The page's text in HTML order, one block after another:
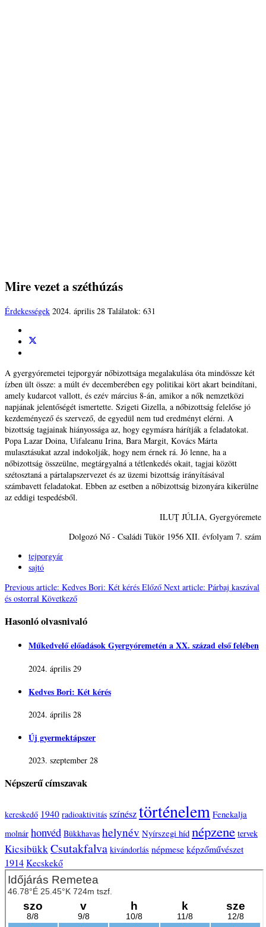
Mire vezet a széthúzás
Érdekességek 2024. április 28 Találatok: 631
A gyergyóremetei tejporgyár nőbizottsága megalakulása óta mindössze két
ízben ült össze: a múlt év decemberében egy politikai kört akart beindítani,
amely kudarcot vallott, és ezév március 8-án, amikor a nők nemzetközi
napjának jelentőségét ismertette. Szigeti Gizella, a nőbizottság felelőse jó
kezdeményező és szervező, de egyedül nem tud eredményt elérni. A
bizottság tagjainak hiányossága az, hogy egymásra hárítják a feladatokat.
Popa Lazar Doina, Uifaleanu Irina, Bara Margit, Kovács Márta
mulasztásukat azzal indokolják, hogy nem érnek rá. Jó lenne, ha a
nőbizottság összeülne, megtárgyalná a tétlenkedés okait, tagjai között
szétosztaná a pártalapszervezet és az üzemi bizottság irányításával
számbavett feladatokat. Ebben az esetben a nőbizottság bizonyára kikerülne
az eddigi tespedésből.
ILUŢ JÚLIA, Gyergyóremete
Dolgozó Nő - Családi Tükör 1956 XII. évfolyam 7. szám
tejporgyár
sajtó
Previous article: Kedves Bori: Két kérés Előző Next article: Párbaj kaszával
és ostorral Következő
Hasonló olvasnivaló
Műkedvelő előadások Gyergyóremetén a XX. század első felében
2024. április 29
Kedves Bori: Két kérés
2024. április 28
Új gyermektápszer
2023. szeptember 28
Népszerű címszavak
kereskedő 1940 radioaktivitás színésztörténelem Fenekalja
molnár honvéd Bükkhavas helynév Nyírszegi híd népzene tervek
KicsibükkCsutakfalva kivándorlás népmeseképzőművészet
1914 Kecskekő